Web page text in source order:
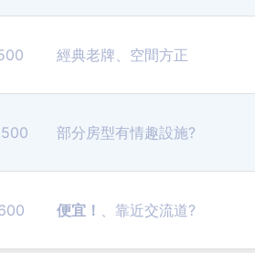
經典老牌、空間方正
部分房型有情趣設施?
便宜！ 、靠近交流道?️